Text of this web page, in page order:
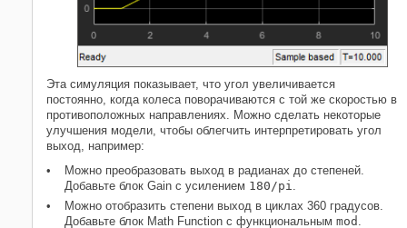
Эта симуляция показывает, что угол увеличивается
постоянно, когда колеса поворачиваются с той же скоростью в
противоположных направлениях. Можно сделать некоторые
улучшения модели, чтобы облегчить интерпретировать угол
выход, например:
Можно преобразовать выход в радианах до степеней.
Добавьте блок Gain с усилением 180/pi
Можно отобразить степени выход в циклах 360 градусов.
Добавьте блок Math Function с функциональным mod